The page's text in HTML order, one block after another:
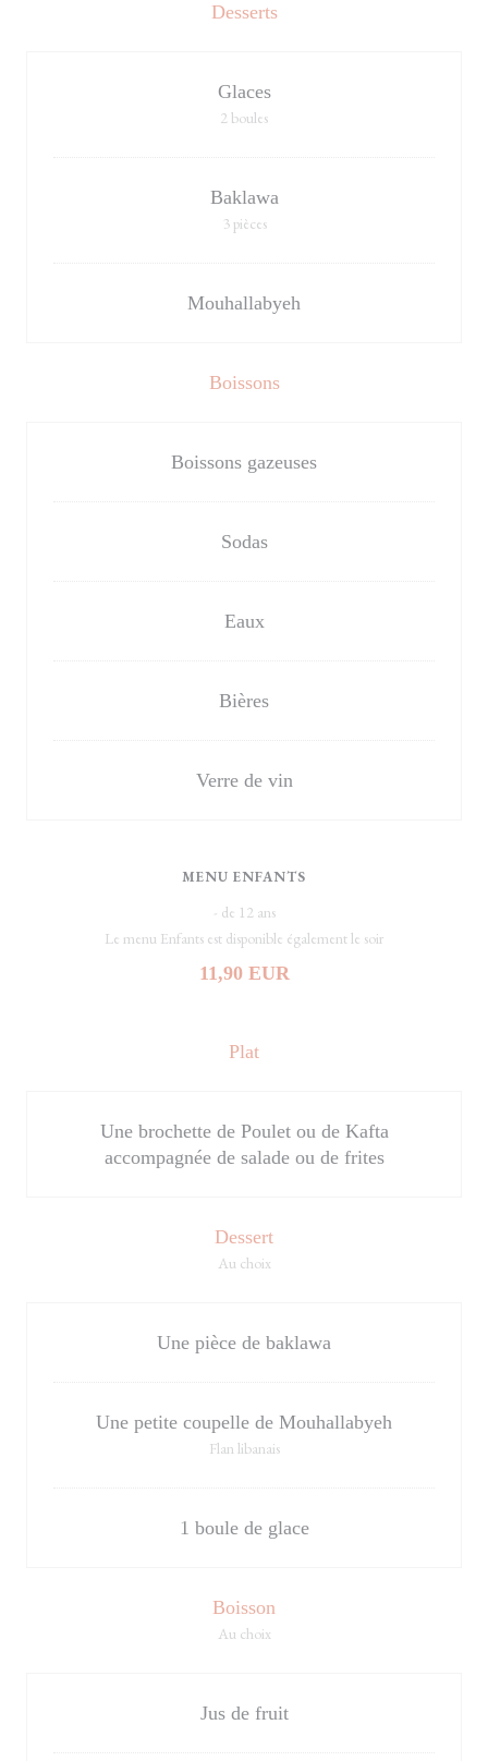
Desserts
Glaces
2 boules
Baklawa
3 pièces
Mouhallabyeh
Boissons
Boissons gazeuses
Sodas
Eaux
Bières
Verre de vin
MENU ENFANTS
- de 12 ans
Le menu Enfants est disponible également le soir
11,90 EUR
Plat
Une brochette de Poulet ou de Kafta
accompagnée de salade ou de frites
Dessert
Au choix
Une pièce de baklawa
Une petite coupelle de Mouhallabyeh
Flan libanais
1 boule de glace
Boisson
Au choix
Jus de fruit